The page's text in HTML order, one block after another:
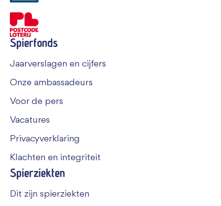
Spierfonds
Jaarverslagen en cijfers
Onze ambassadeurs
Voor de pers
Vacatures
Privacyverklaring
Klachten en integriteit
Spierziekten
Dit zijn spierziekten